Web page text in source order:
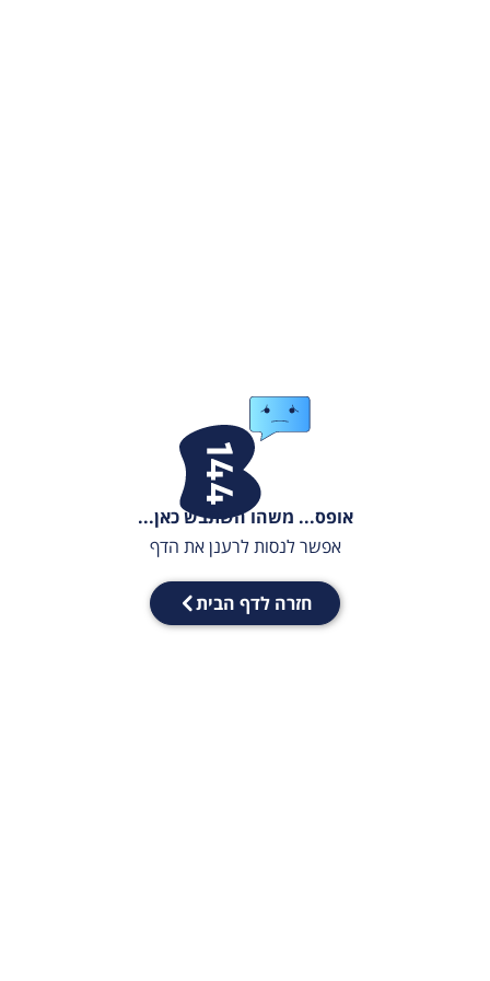
אופס... משהו השתבש כאן...
אפשר לנסות לרענן את הדף
חזרה לדף הבית